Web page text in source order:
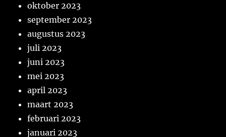
oktober 2023
september 2023
augustus 2023
juli 2023
juni 2023
mei 2023
april 2023
maart 2023
februari 2023
januari 2023